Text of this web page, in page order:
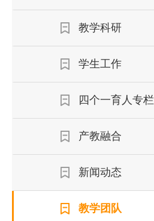
教学科研
学生工作
四个一育人专栏
产教融合
新闻动态
教学团队